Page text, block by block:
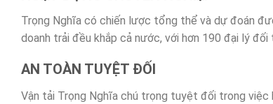
Trọng Nghĩa có chiến lược tổng thể và dự đoán
doanh trải đều khắp cả nước, với hơn 190 đại lý
AN TOÀN TUYỆT ĐỐI
Vận tải Trọng Nghĩa chú trọng tuyệt đối trong